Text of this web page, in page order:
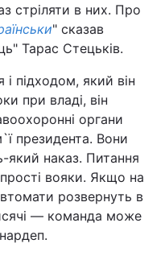
стріляти в них. Про
" сказав
Тарас Стецьків.
підходом, який він
при владі, він
органи
президента. Вони
який наказ. Питання
вояки. Якщо на
розвернуть в
— команда може